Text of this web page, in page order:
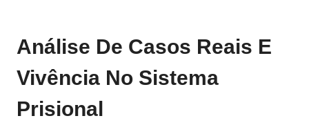
Análise De Casos Reais E
Vivência No Sistema
Prisional